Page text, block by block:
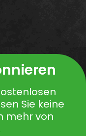
Sie keine
mehr von